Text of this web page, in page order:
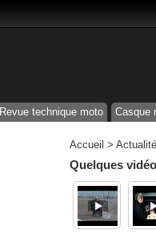
Revue technique moto Casque
Accueil >
Quelques